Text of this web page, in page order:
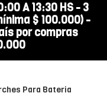
A 13:30 HS - 3
$ 100.000) -
por compras
Para Bateria